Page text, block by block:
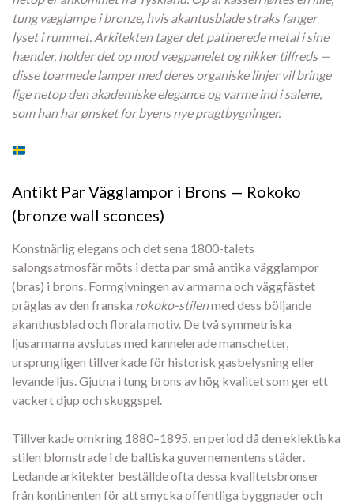
tung væglampe i bronze, hvis akantusblade straks fanger
lyset i rummet. Arkitekten tager det patinerede metal i sine
hænder, holder det op mod vægpanelet og nikker tilfreds —
disse toarmede lamper med deres organiske linjer vil bringe
lige netop den akademiske elegance og varme ind i salene,
som han har ønsket for byens nye pragtbygninger.
Antikt Par Vägglampor i Brons — Rokoko
(bronze wall sconces)
Konstnärlig elegans och det sena 1800-talets
salongsatmosfär möts i detta par små antika vägglampor
(bras) i brons. Formgivningen av armarna och väggfästet
präglas av den franska rokoko-stilenmed dess böljande
akanthusblad och florala motiv. De två symmetriska
ljusarmarna avslutas med kannelerade manschetter,
ursprungligen tillverkade för historisk gasbelysning eller
levande ljus. Gjutna i tung brons av hög kvalitet som ger ett
vackert djup och skuggspel.
Tillverkade omkring 1880–1895, en period då den eklektiska
stilen blomstrade i de baltiska guvernementens städer.
Ledande arkitekter beställde ofta dessa kvalitetsbronser
från kontinenten för att smycka offentliga byggnader och